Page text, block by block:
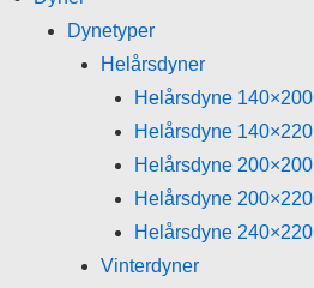
Dynetyper
Helårsdyner
Helårsdyne 140×200
Helårsdyne 140×220
Helårsdyne 200×200
Helårsdyne 200×220
Helårsdyne 240×220
Vinterdyner